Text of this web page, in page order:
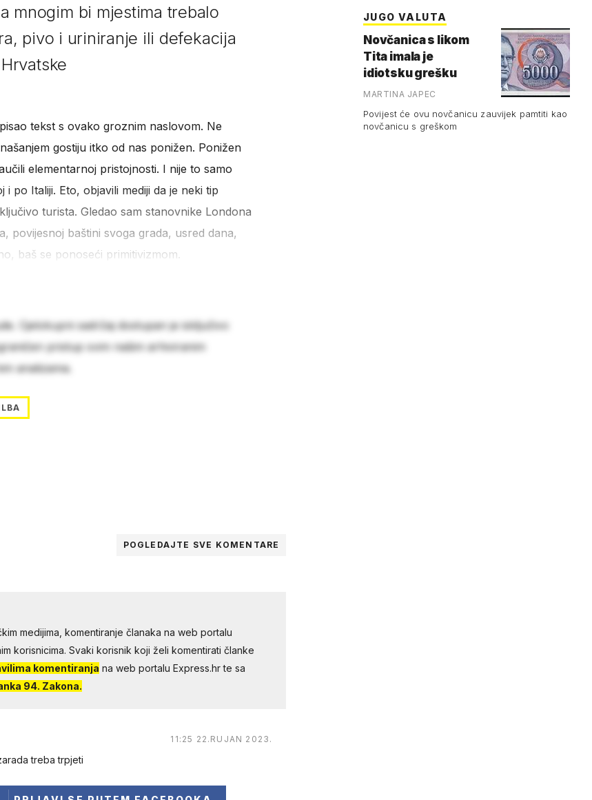
mnogim bi mjestima trebalo
pivo i uriniranje ili defekacija
tekst s ovako groznim naslovom. Ne
gostiju itko od nas ponižen. Ponižen
elementarnoj pristojnosti. I nije to samo
po Italiji. Eto, objavili mediji da je neki tip
turista. Gledao sam stanovnike Londona
povijesnoj baštini svoga grada, usred dana,
baš se ponoseći primitivizmom.
Cjelokupni sadržaj dostupan je isključivo
pristup svim našim arhiviranim
analizama.
POGLEDAJTE SVE KOMENTARE
medijima, komentiranje članaka na web portalu
korisnicima. Svaki korisnik koji želi komentirati članke
komentiranja na web portalu Express.hr te sa
94. Zakona.
11:25 22.RUJAN 2023.
treba trpjeti
JUGO VALUTA
Novčanica s likom
Tita imala je
idiotsku grešku
MARTINA JAPEC
Povijest će ovu novčanicu zauvijek pamtiti kao
novčanicu s greškom